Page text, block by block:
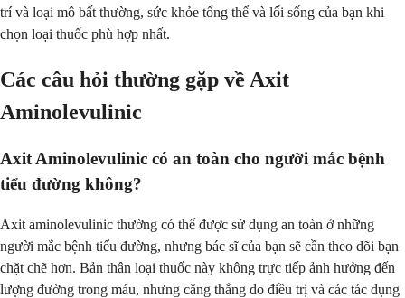
trí và loại mô bất thường, sức khỏe tổng thể và lối sống của bạn khi
chọn loại thuốc phù hợp nhất.
Các câu hỏi thường gặp về Axit
Aminolevulinic
Axit Aminolevulinic có an toàn cho người mắc bệnh
tiểu đường không?
Axit aminolevulinic thường có thể được sử dụng an toàn ở những
người mắc bệnh tiểu đường, nhưng bác sĩ của bạn sẽ cần theo dõi bạn
chặt chẽ hơn. Bản thân loại thuốc này không trực tiếp ảnh hưởng đến
lượng đường trong máu, nhưng căng thẳng do điều trị và các tác dụng